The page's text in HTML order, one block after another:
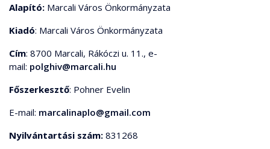
Alapító: Marcali Város Önkormányzata
Kiadó: Marcali Város Önkormányzata
Cím: 8700 Marcali, Rákóczi u. 11., e-
mail: polghiv@marcali.hu
Főszerkesztő: Pohner Evelin
E-mail: marcalinaplo@gmail.com
Nyilvántartási szám: 831268